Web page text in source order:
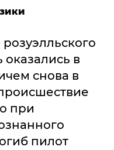
в
снова в
при
пилот